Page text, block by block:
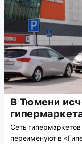
В Тюмени
Сеть
переименуют в